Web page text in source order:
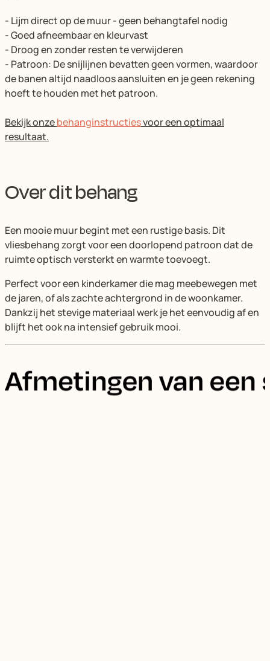
- Lijm direct op de muur - geen behangtafel nodig
- Goed afneembaar en kleurvast
- Droog en zonder resten te verwijderen
- Patroon: De snijlijnen bevatten geen vormen, waardoor
de banen altijd naadloos aansluiten en je geen rekening
hoeft te houden met het patroon.
Bekijk onzebehanginstructiesvoor een optimaal
resultaat.
Over dit behang
Een mooie muur begint met een rustige basis. Dit
vliesbehang zorgt voor een doorlopend patroon dat de
ruimte optisch versterkt en warmte toevoegt.
Perfect voor een kinderkamer die mag meebewegen met
de jaren, of als zachte achtergrond in de woonkamer.
Dankzij het stevige materiaal werk je het eenvoudig af en
blijft het ook na intensief gebruik mooi.